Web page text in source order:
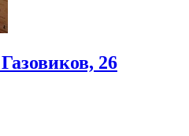
26